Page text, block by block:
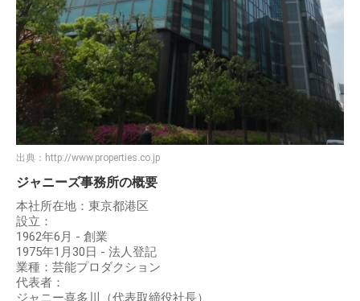
出典： http://www.properties.co.jp
ジャニーズ事務所の概要
本社所在地：東京都港区
設立：
1962年6月 - 創業
1975年1月30日 - 法人登記
業種：芸能プロダクション
代表者：
ジャニー喜多川（代表取締役社長）